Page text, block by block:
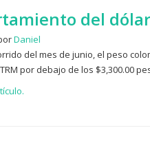
del
Daniel
del mes de junio, el peso
por debajo de los $3,300.00